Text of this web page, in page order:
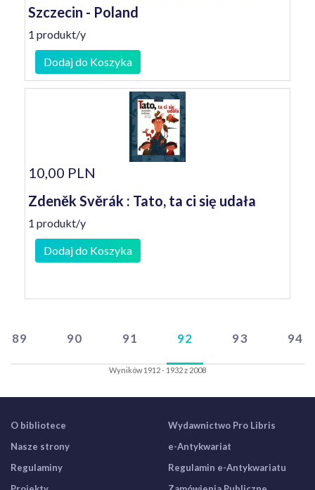
Szczecin - Poland
1 produkt/y
Dodaj do Koszyka
10,00 PLN
Zdeněk Svěrák : Tato, ta ci się udała
1 produkt/y
Dodaj do Koszyka
89 90 91 92 93 94
Wyników 1912 - 1932 z 2008
O bibliotece
Nasze strony
Regulaminy
Wydawnictwo Pro Libris
e-Antykwariat
Regulamin e-Antykwariatu